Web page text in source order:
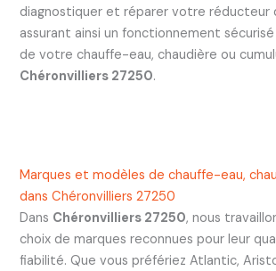
diagnostiquer et réparer votre réducteur
assurant ainsi un fonctionnement
de votre chauffe-eau, chaudière ou
Chéronvilliers 27250.
Marques et modèles de chauffe-eau,
dans Chéronvilliers 27250
Dans Chéronvilliers 27250, nous
choix de marques reconnues pour leur
fiabilité. Que vous préfériez Atlantic,